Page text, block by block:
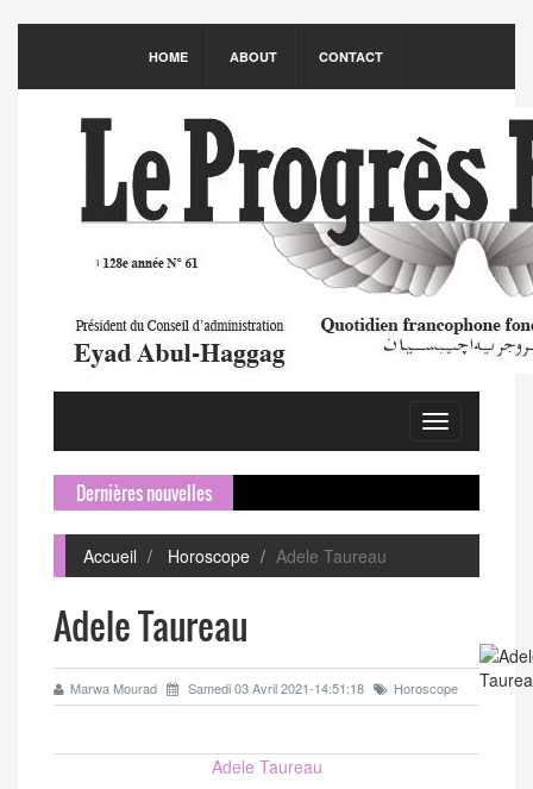
HOME ABOUT CONTACT
Toggle
navigation
Dernières nouvelles
Accueil Horoscope Adele Taureau
Adele Taureau
Marwa Mourad Samedi 03 Avril 2021-14:51:18 Horoscope
Adele Taureau